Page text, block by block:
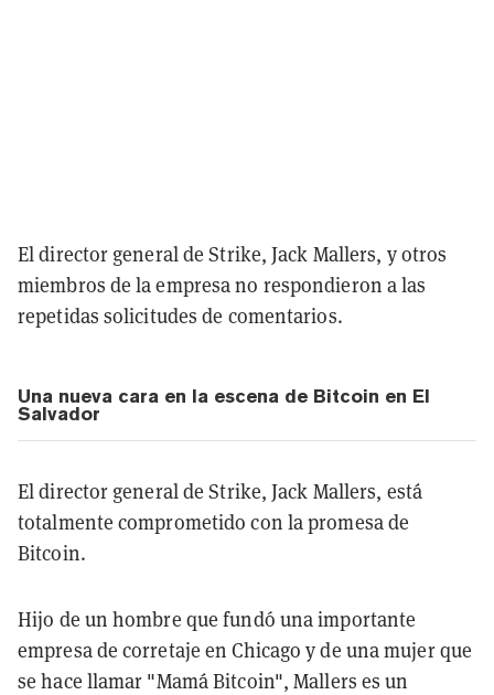
El director general de Strike, Jack Mallers, y otros
miembros de la empresa no respondieron a las
repetidas solicitudes de comentarios.
Una nueva cara en la escena de Bitcoin en El
Salvador
El director general de Strike, Jack Mallers, está
totalmente comprometido con la promesa de
Bitcoin.
Hijo de un hombre que fundó una importante
empresa de corretaje en Chicago y de una mujer que
se hace llamar "Mamá Bitcoin", Mallers es un